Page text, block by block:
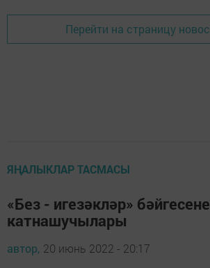
Перейти на страницу
ЯҢАЛЫКЛАР ТАСМАСЫ
«Без - игезәкләр»
катнашучылары
автор, 20 июнь 2022 - 20:17